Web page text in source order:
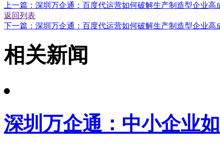
上一篇：深圳万企通：百度代运营如何破解生产制造型企业高
返回列表
下一篇：深圳万企通：百度代运营如何破解生产制造型企业高
相关新闻
深圳万企通：中小企业